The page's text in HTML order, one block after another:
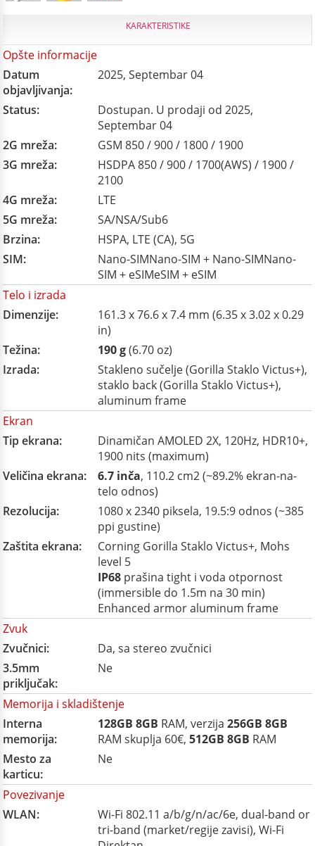
KARAKTERISTIKE
Opšte informacije
Datum
objavljivanja:
2025, Septembar 04
Status:
Dostupan. U prodaji od 2025,
Septembar 04
2G mreža:
GSM 850 / 900 / 1800 / 1900
3G mreža:
HSDPA 850 / 900 / 1700(AWS) / 1900 /
2100
4G mreža:
LTE
5G mreža:
SA/NSA/Sub6
Brzina:
HSPA, LTE (CA), 5G
SIM:
Nano-SIMNano-SIM + Nano-SIMNano-
SIM + eSIMeSIM + eSIM
Telo i izrada
Dimenzije:
161.3 x 76.6 x 7.4 mm (6.35 x 3.02 x 0.29
in)
Težina:
190 g(6.70 oz)
Izrada:
Stakleno sučelje (Gorilla Staklo Victus+),
staklo back (Gorilla Staklo Victus+),
aluminum frame
Ekran
Tip ekrana:
Dinamičan AMOLED 2X, 120Hz, HDR10+,
1900 nits (maximum)
Veličina ekrana:
6.7 inča, 110.2 cm2 (~89.2% ekran-na-
telo odnos)
Rezolucija:
1080 x 2340 piksela, 19.5:9 odnos (~385
ppi gustine)
Zaštita ekrana:
Corning Gorilla Staklo Victus+, Mohs
level 5
IP68 prašina tight i voda otpornost
(immersible do 1.5m na 30 min)
Enhanced armor aluminum frame
Zvuk
Zvučnici:
Da, sa stereo zvučnici
3.5mm
priključak:
Ne
Memorija i skladištenje
Interna
memorija:
128GB 8GB RAM, verzija 256GB 8GB
RAM skuplja 60€, 512GB 8GB RAM
Mesto za
karticu:
Ne
Povezivanje
WLAN:
Wi-Fi 802.11 a/b/g/n/ac/6e, dual-band or
tri-band (market/regije zavisi), Wi-Fi